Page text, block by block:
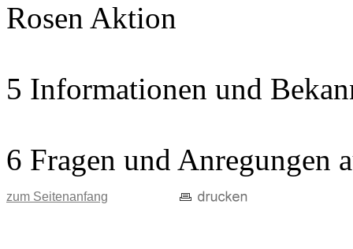
Rosen Aktion
5 Informationen und
6 Fragen und Anregungen
zum Seitenanfang